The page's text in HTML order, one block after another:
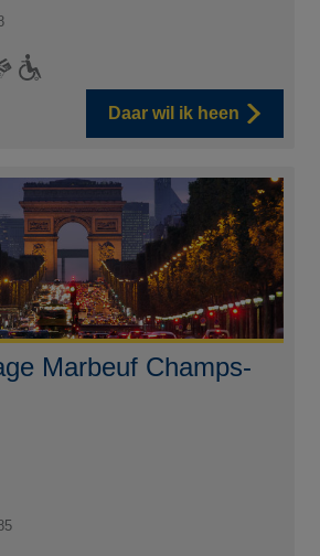
Daar wil ik heen
Marbeuf Champs-